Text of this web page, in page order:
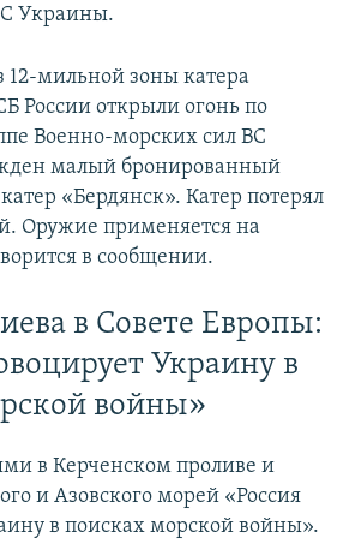
Украины.
12-мильной зоны катера
России открыли огонь по
Военно-морских сил ВС
малый бронированный
«Бердянск». Катер потерял
Оружие применяется на
в сообщении.
в Совете Европы:
Украину в
войны»
в Керченском проливе и
и Азовского морей «Россия
в поисках морской войны».